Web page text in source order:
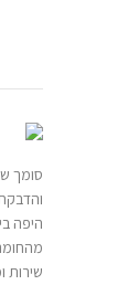
סומך
היפה
שירות